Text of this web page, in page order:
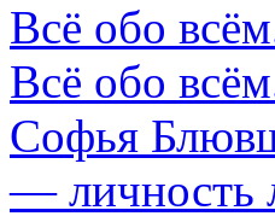
Всё обо
Всё обо
Софья
— личность